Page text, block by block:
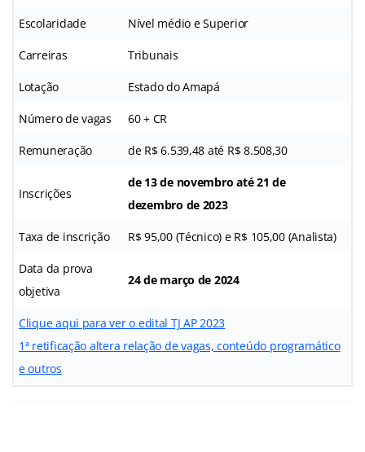
Escolaridade Nível médio e Superior
Carreiras Tribunais
Lotação Estado do Amapá
Número de vagas 60 + CR
Remuneração de R$ 6.539,48 até R$ 8.508,30
Inscrições
de 13 de novembro até 21 de
dezembro de 2023
Taxa de inscrição R$ 95,00 (Técnico) e R$ 105,00 (Analista)
Data da prova
objetiva
24 de março de 2024
Clique aqui para ver o edital TJ AP 2023
1ª retificação altera relação de vagas, conteúdo programático
e outros